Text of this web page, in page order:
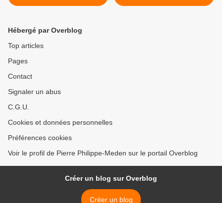
identitaires et
(spectacle) vivant,
Hébergé par Overblog
Top articles
Pages
Contact
Signaler un abus
C.G.U.
Cookies et données personnelles
Préférences cookies
Voir le profil de Pierre Philippe-Meden sur le portail Overblog
Créer un blog sur Overblog
Créer un blog